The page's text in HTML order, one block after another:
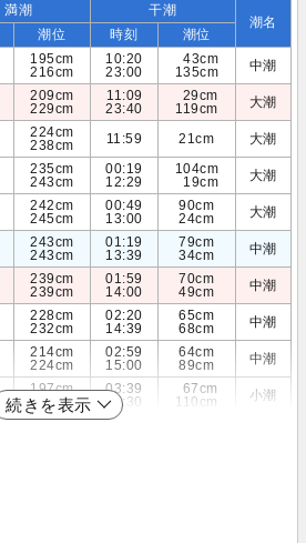
満潮 干潮
潮名
潮位 時刻
潮位
195cm
216cm
10:20
23:00
43cm
135cm
中潮
209cm
229cm
11:09
23:40
29cm
119cm
大潮
224cm
238cm
11:59 21cm 大潮
235cm
243cm
00:19
12:29
104cm
19cm
大潮
242cm
245cm
00:49
13:00
90cm
24cm
大潮
243cm
243cm
01:19
13:39
79cm
34cm
中潮
239cm
239cm
01:59
14:00
70cm
49cm
中潮
228cm
232cm
02:20
14:39
65cm
68cm
中潮
214cm
224cm
02:59
15:00
64cm
89cm
中潮
197cm
213cm
03:39
15:30
67cm
110cm
小潮
続きを表示